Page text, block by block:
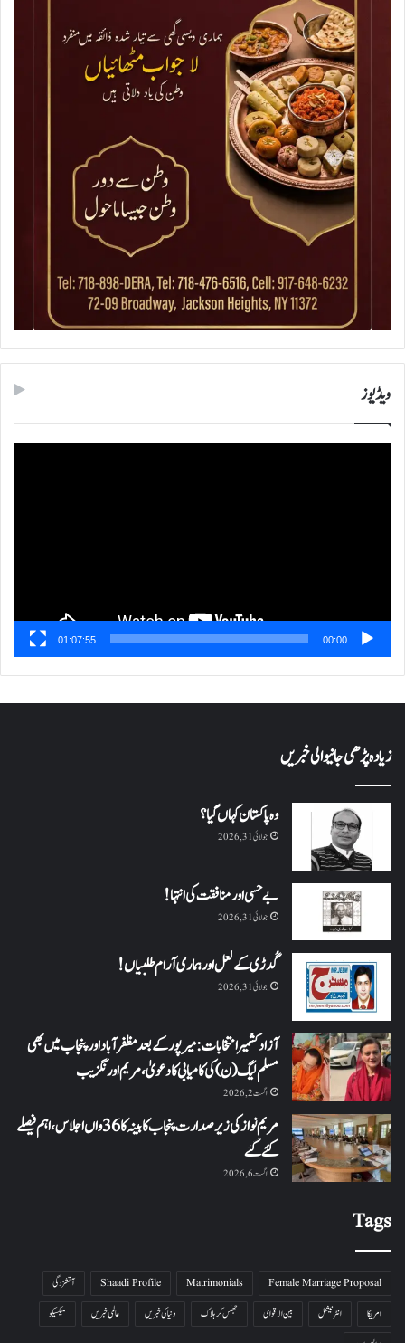
ویڈیوز
00:00
01:07:55
زیادہ پڑھی جانیوالی خبریں
وہ پاکستان کہاں گیا؟
جولائی 31, 2026
بے حسی اور منافقت کی انتہا !
جولائی 31, 2026
گُدڑی کے لعل اور ہماری آرام طلبیاں!
جولائی 31, 2026
آزاد کشمیر انتخابات: میرپور کے بعد مظفرآباد اور پنجاب میں بھی
مسلم لیگ (ن) کی کامیابی کا دعویٰ، مریم اورنگزیب
اگست 2, 2026
مریم نواز کی زیر صدارت پنجاب کابینہ کا 36واں اجلاس،اہم فیصلے
کئے گئے
اگست 6, 2026
Tags
Female Marriage Proposal
Matrimonials
Shaadi Profile
آتشزدگی
امریکا
انٹرنیشنل بین الاقوامی جھلس کر ہلاک دنیا کی خبریں عالمی خبریں
میکسیکو